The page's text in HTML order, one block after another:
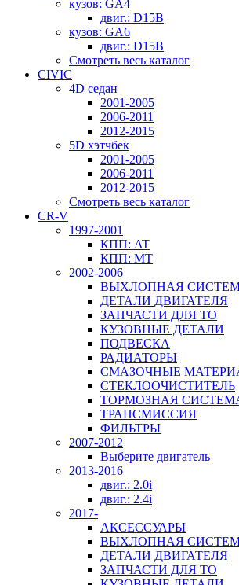
кузов: GA4
двиг.: D15B
кузов: GA6
двиг.: D15B
Смотреть весь каталог
CIVIC
4D седан
2001-2005
2006-2011
2012-2015
5D хэтчбек
2001-2005
2006-2011
2012-2015
Смотреть весь каталог
CR-V
1997-2001
КПП: AT
КПП: MT
2002-2006
ВЫХЛОПНАЯ
ДЕТАЛИ ДВИГАТЕЛЯ
ЗАПЧАСТИ ДЛЯ ТО
КУЗОВНЫЕ ДЕТАЛИ
ПОДВЕСКА
РАДИАТОРЫ
СМАЗОЧНЫЕ
СТЕКЛООЧИСТИТЕЛЬ
ТОРМОЗНАЯ
ТРАНСМИССИЯ
ФИЛЬТРЫ
2007-2012
Выберите двигатель
2013-2016
двиг.: 2.0i
двиг.: 2.4i
2017-
АКСЕССУАРЫ
ВЫХЛОПНАЯ
ДЕТАЛИ ДВИГАТЕЛЯ
ЗАПЧАСТИ ДЛЯ ТО